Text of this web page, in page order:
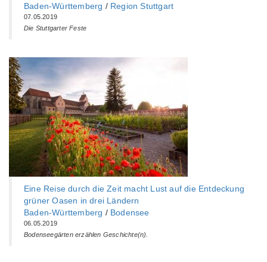
Baden-Württemberg‎ / Region Stuttgart
07.05.2019
Die Stuttgarter Feste
Eine Reise durch die Zeit macht Lust auf die Entdeckung
grüner Oasen in drei Ländern
Baden-Württemberg‎ / Bodensee
06.05.2019
Bodenseegärten erzählen Geschichte(n).